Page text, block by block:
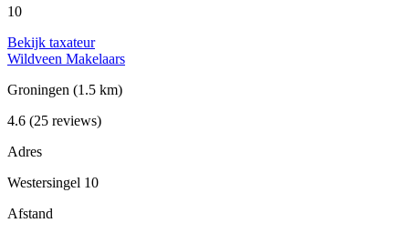
10
Bekijk taxateur
Wildveen Makelaars
Groningen (1.5 km)
4.6 (25 reviews)
Adres
Westersingel 10
Afstand